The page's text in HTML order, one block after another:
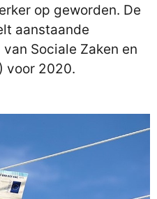
op geworden. De
aanstaande
Sociale Zaken en
voor 2020.